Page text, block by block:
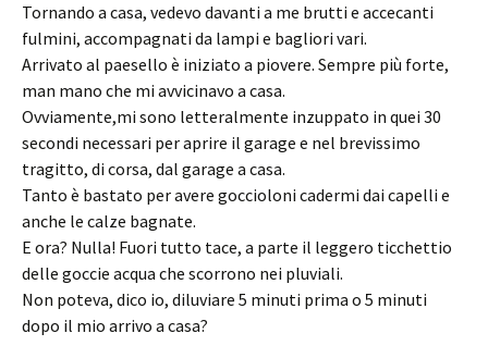
Tornando a casa, vedevo davanti a me brutti e accecanti
fulmini, accompagnati da lampi e bagliori vari.
Arrivato al paesello è iniziato a piovere. Sempre più forte,
man mano che mi avvicinavo a casa.
Ovviamente,mi sono letteralmente inzuppato in quei 30
secondi necessari per aprire il garage e nel brevissimo
tragitto, di corsa, dal garage a casa.
Tanto è bastato per avere goccioloni cadermi dai capelli e
anche le calze bagnate.
E ora? Nulla! Fuori tutto tace, a parte il leggero ticchettio
delle goccie acqua che scorrono nei pluviali.
Non poteva, dico io, diluviare 5 minuti prima o 5 minuti
dopo il mio arrivo a casa?